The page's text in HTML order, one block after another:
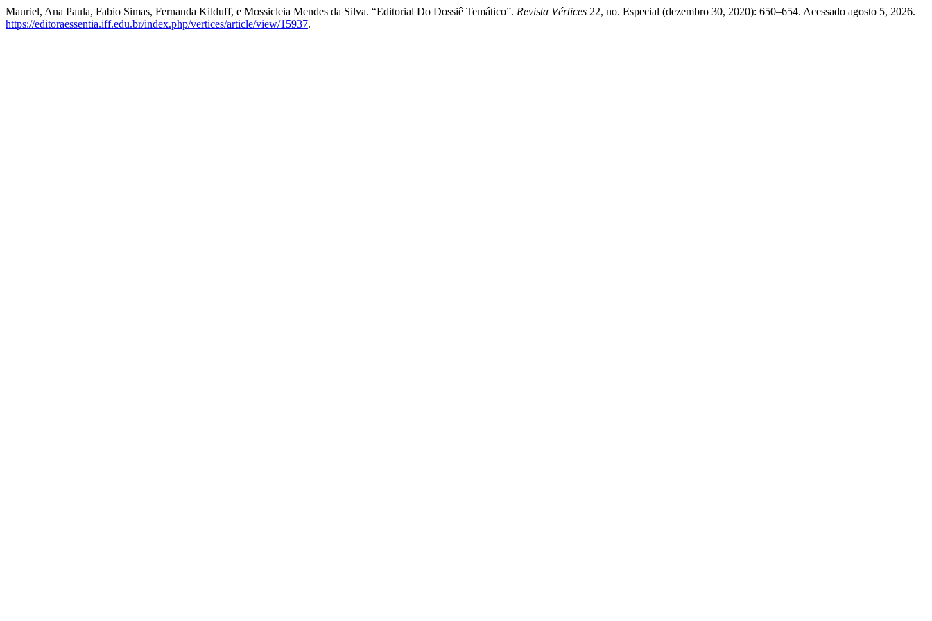
Mauriel, Ana Paula, Fabio Simas, Fernanda Kilduff, e Mossicleia Mendes da Silva. “Editorial Do Dossiê Temático”. Revista Vértices 22, no. Especial (dezembro 30, 2020): 650–654. Acessado agosto 5, 2026.
https://editoraessentia.iff.edu.br/index.php/vertices/article/view/15937.